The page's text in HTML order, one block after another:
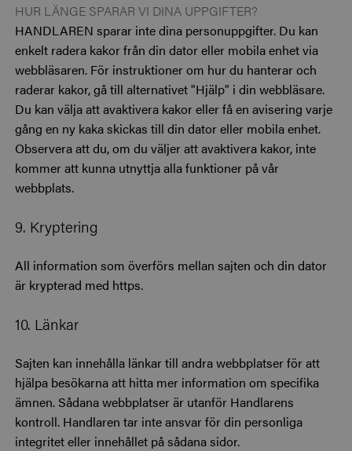
HUR LÄNGE SPARAR VI DINA UPPGIFTER?
HANDLAREN sparar inte dina personuppgifter. Du kan
enkelt radera kakor från din dator eller mobila enhet via
webbläsaren. För instruktioner om hur du hanterar och
raderar kakor, gå till alternativet "Hjälp" i din webbläsare.
Du kan välja att avaktivera kakor eller få en avisering varje
gång en ny kaka skickas till din dator eller mobila enhet.
Observera att du, om du väljer att avaktivera kakor, inte
kommer att kunna utnyttja alla funktioner på vår
webbplats.
9. Kryptering
All information som överförs mellan sajten och din dator
är krypterad med https.
10. Länkar
Sajten kan innehålla länkar till andra webbplatser för att
hjälpa besökarna att hitta mer information om specifika
ämnen. Sådana webbplatser är utanför Handlarens
kontroll. Handlaren tar inte ansvar för din personliga
integritet eller innehållet på sådana sidor.